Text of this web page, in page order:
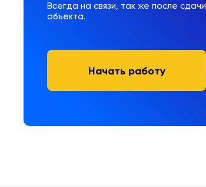
Всегда на связи, так же после сдачи
объекта.
Начать работу